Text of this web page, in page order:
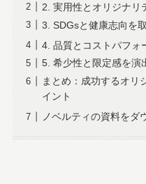
2. 実用性とオリジナリ
3. SDGsと健康志向を
4. 品質とコストパフォ
5. 希少性と限定感を演
まとめ：成功するオリ
イント
ノベルティの資料をダ